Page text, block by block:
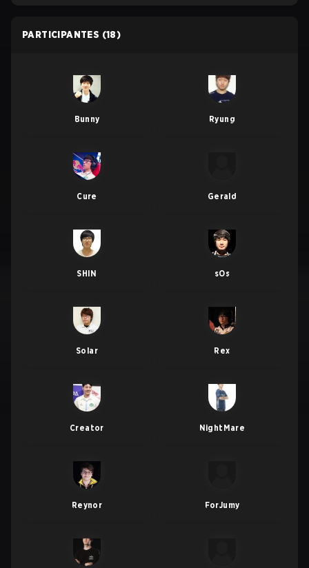
PARTICIPANTES (18)
Bunny Ryung
Cure Gerald
SHIN sOs
Solar Rex
Creator NightMare
Reynor ForJumy